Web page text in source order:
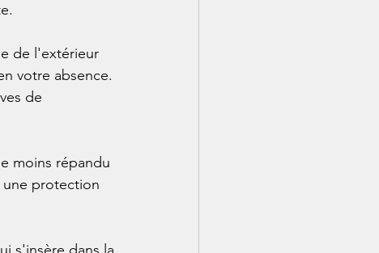
de l'extérieur
votre absence.
de
moins répandu
protection